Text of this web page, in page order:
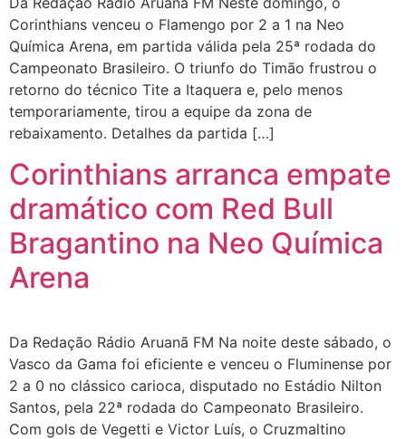
Corinthians venceu o Flamengo por 2 a 1 na Neo
Química Arena, em partida válida pela 25ª rodada do
Campeonato Brasileiro. O triunfo do Timão frustrou o
retorno do técnico Tite a Itaquera e, pelo menos
temporariamente, tirou a equipe da zona de
rebaixamento. Detalhes da partida […]
Corinthians arranca empate
dramático com Red Bull
Bragantino na Neo Química
Arena
Da Redação Rádio Aruanã FM Na noite deste sábado, o
Vasco da Gama foi eficiente e venceu o Fluminense por
2 a 0 no clássico carioca, disputado no Estádio Nilton
Santos, pela 22ª rodada do Campeonato Brasileiro.
Com gols de Vegetti e Victor Luís, o Cruzmaltino